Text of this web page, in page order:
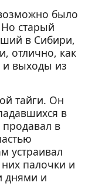
было
старый
в Сибири,
отлично, как
и выходы из
тайги. Он
в
в
устраивал
палочки и
днями и